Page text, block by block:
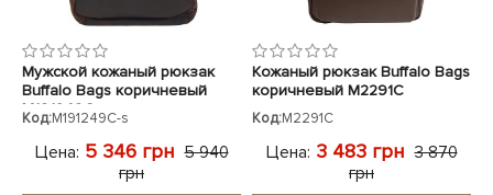
Мужской кожаный рюкзак
Buffalo Bags коричневый
M191249C
Код:M191249C-s
Цена: 5 346 грн 5 940
грн
Кожаный рюкзак Buffalo Bags
коричневый M2291C
Код:M2291C
Цена: 3 483 грн 3 870
грн